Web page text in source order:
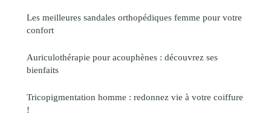
Les meilleures sandales orthopédiques femme pour votre
confort
Auriculothérapie pour acouphènes : découvrez ses
bienfaits
Tricopigmentation homme : redonnez vie à votre coiffure
!